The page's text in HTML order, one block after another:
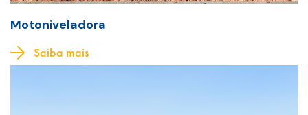
Motoniveladora
Saiba mais